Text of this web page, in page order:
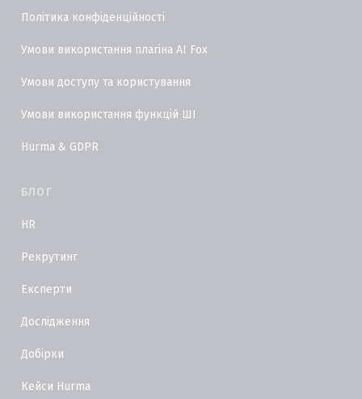
Політика конфіденційності
Умови використання плагіна AI Fox
Умови доступу та користування
Умови використання функцій ШІ
Hurma & GDPR
БЛОГ
HR
Рекрутинг
Експерти
Дослідження
Добірки
Кейси Hurma